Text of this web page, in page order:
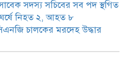
সদস্য সচিবের সব পদ স্থগিত
নিহত ২, আহত ৮
চালকের মরদেহ উদ্ধার